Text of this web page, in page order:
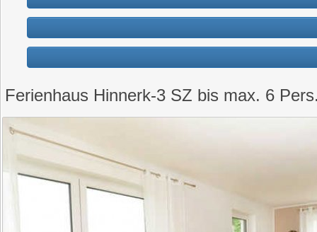
Ferienhaus Hinnerk-3 SZ bis max. 6